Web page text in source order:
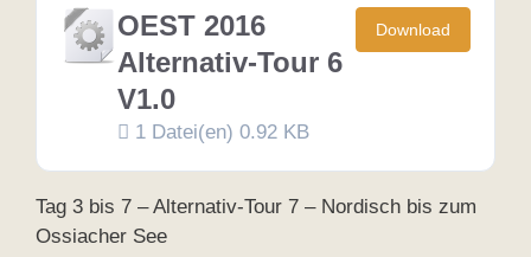
OEST 2016
Alternativ-Tour 6
V1.0
1 Datei(en) 0.92 KB
Download
Tag 3 bis 7 – Alternativ-Tour 7 – Nordisch bis zum
Ossiacher See